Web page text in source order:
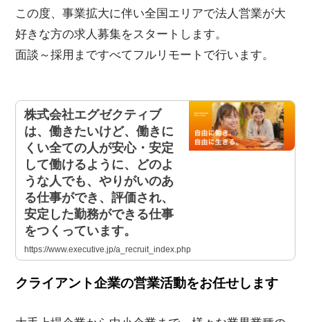
この度、事業拡大に伴い全国エリアで法人営業が大
好きな方の求人募集をスタートします。
面談～採用まですべてフルリモートで行います。
株式会社エグゼクティブ
は、働きたいけど、働きに
くい全ての人が安心・安定
して働けるように、どのよ
うな人でも、やりがいのあ
る仕事ができ、評価され、
安定した勤務ができる仕事
をつくっています。
https://www.executive.jp/a_recruit_index.php
クライアント企業の営業活動をお任せします